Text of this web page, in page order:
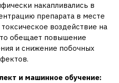
накапливались в
препарата в месте
воздействие на
обещает повышение
и снижение побочных
и машинное обучение: